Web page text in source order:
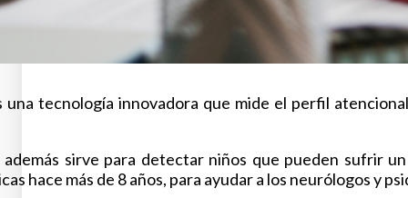
tecnología innovadora que mide el perfil
además sirve para detectar niños que pueden sufrir
hace más de 8 años, para ayudar a los neurólogos y